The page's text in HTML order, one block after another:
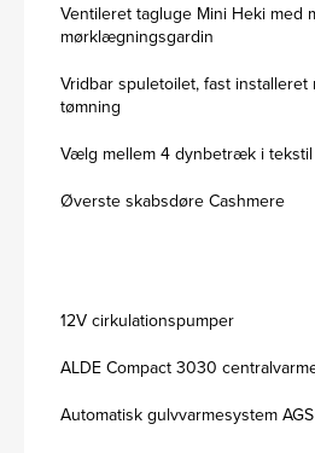
Ventileret tagluge Mini Heki med
mørklægningsgardin
Vridbar spuletoilet, fast installeret
tømning
Vælg mellem 4 dynbetræk i tekstil
Øverste skabsdøre Cashmere
12V cirkulationspumper
ALDE Compact 3030
Automatisk gulvvarmesystem